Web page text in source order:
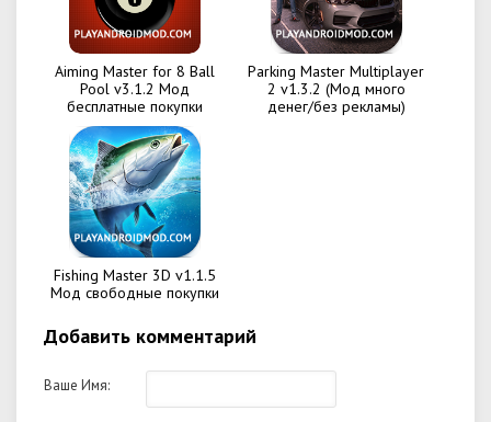
Aiming Master for 8 Ball
Pool v3.1.2 Мод
бесплатные покупки
Parking Master Multiplayer
2 v1.3.2 (Мод много
денег/без рекламы)
Fishing Master 3D v1.1.5
Мод свободные покупки
Добавить комментарий
Ваше Имя: